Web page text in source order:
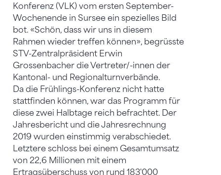
Konferenz (VLK) vom ersten September-
Wochenende in Sursee ein spezielles Bild
bot. «Schön, dass wir uns in diesem
Rahmen wieder treffen können», begrüsste
STV-Zentralpräsident Erwin
Grossenbacher die Vertreter/-innen der
Kantonal- und Regionalturnverbände.
Da die Frühlings-Konferenz nicht hatte
stattfinden können, war das Programm für
diese zwei Halbtage reich befrachtet. Der
Jahresbericht und die Jahresrechnung
2019 wurden einstimmig verabschiedet.
Letztere schloss bei einem Gesamtumsatz
von 22,6 Millionen mit einem
Ertragsüberschuss von rund 183'000